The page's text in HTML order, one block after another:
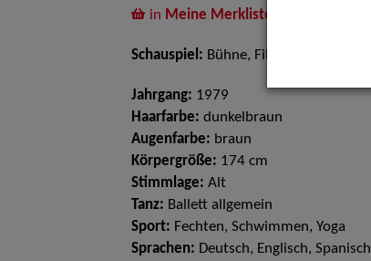
in Meine Merkliste
Schauspiel: Bühne, Film und TV
Jahrgang: 1979
Haarfarbe: dunkelbraun
Augenfarbe: braun
Körpergröße: 174 cm
Stimmlage: Alt
Tanz: Ballett allgemein
Sport: Fechten, Schwimmen, Yoga
Sprachen: Deutsch, Englisch, Spanisch